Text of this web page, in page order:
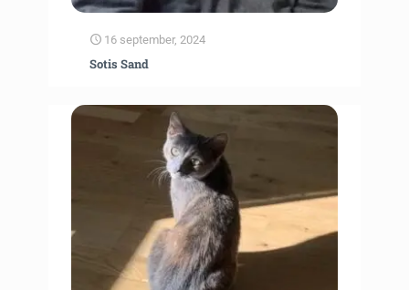
16 september, 2024
Sotis Sand